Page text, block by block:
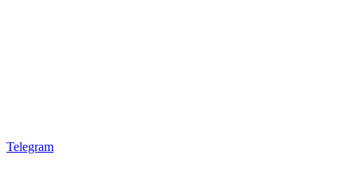
Telegram